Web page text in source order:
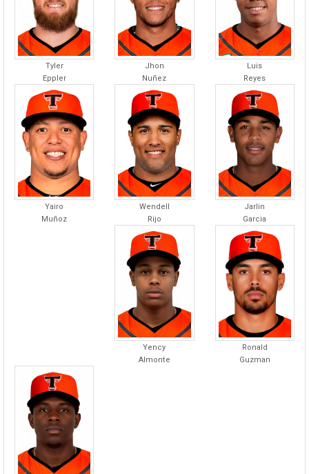
Tyler
Eppler
Jhon
Nuñez
Luis
Reyes
Yairo
Muñoz
Wendell
Rijo
Jarlin
Garcia
Yency
Almonte
Ronald
Guzman